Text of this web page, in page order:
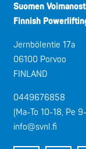
Suomen
Finnish
Jernbölentie 17a
06100 Porvoo
FINLAND
0449676858
(Ma-To 10-18, Pe
info@svnl.fi